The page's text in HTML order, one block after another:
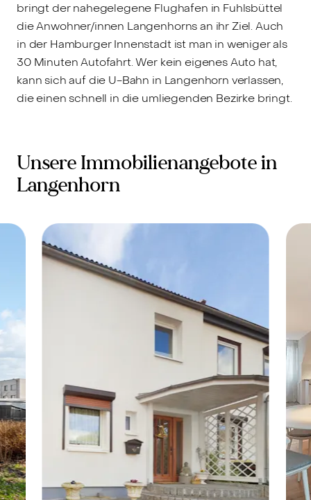
bringt der nahegelegene Flughafen in Fuhlsbüttel
die Anwohner/innen Langenhorns an ihr Ziel. Auch
in der Hamburger Innenstadt ist man in weniger als
30 Minuten Autofahrt. Wer kein eigenes Auto hat,
kann sich auf die U-Bahn in Langenhorn verlassen,
die einen schnell in die umliegenden Bezirke bringt.
Unsere Immobilienangebote in
Langenhorn